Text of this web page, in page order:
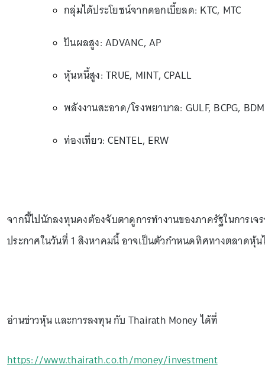
กลุ่มได้ประโยชน์จากดอกเบี้ยลด: KTC, MTC
ปันผลสูง: ADVANC, AP
หุ้นหนี้สูง: TRUE, MINT, CPALL
พลังงานสะอาด/โรงพยาบาล: GULF, BCPG,
ท่องเที่ยว: CENTEL, ERW
จากนี้ไปนักลงทุนคงต้องจับตาดูการทำงานของภาครัฐในการเ
ประกาศในวันที่ 1 สิงหาคมนี้ อาจเป็นตัวกำหนดทิศทางตลาดหุ้
อ่านข่าวหุ้น และการลงทุน กับ Thairath Money ได้ที่
https://www.thairath.co.th/money/investment